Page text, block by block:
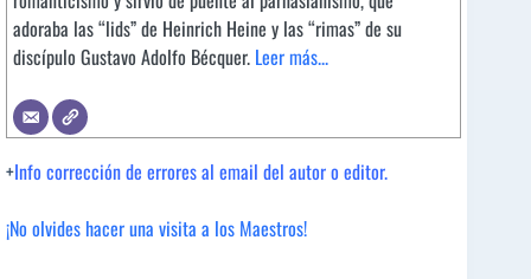
adoraba las “lids” de Heinrich Heine y las “rimas” de su
discípulo Gustavo Adolfo Bécquer. Leer más...
+Info corrección de errores al email del autor o editor.
¡No olvides hacer una visita a los Maestros!